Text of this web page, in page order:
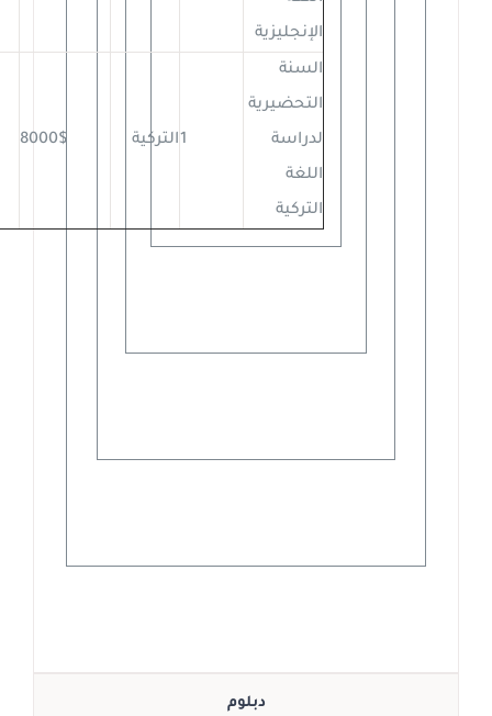
الإنجليزية
السنة
التحضيرية
لدراسة
اللغة
التركية
1التركية 8000$
دبلوم